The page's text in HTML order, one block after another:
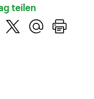
teilen